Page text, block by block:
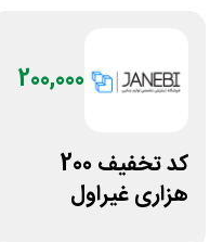
200,000
کد تخفیف 200
هزاری غیراول